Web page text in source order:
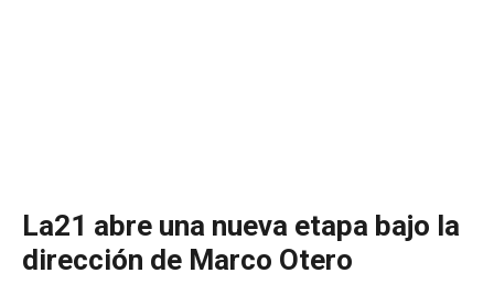
La21 abre una nueva etapa bajo la
dirección de Marco Otero